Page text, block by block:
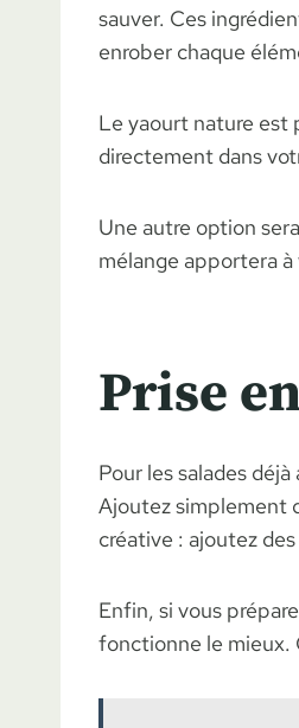
sauver. Ces
enrober chaque
Le yaourt nature est
directement dans
Une autre option
mélange apportera
Prise
Pour les salades
Ajoutez simplement
créative : ajoutez
Enfin, si vous
fonctionne le mieux.